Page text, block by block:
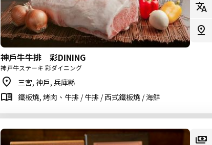
神戶牛牛排 彩DINING
神戸牛ステーキ 彩ダイニング
三宮, 神戶, 兵庫縣
鐵板燒, 烤肉、牛排 / 牛排 / 西式鐵板燒 / 海鮮